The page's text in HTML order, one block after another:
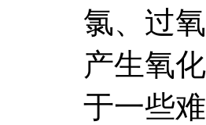
氯、过
产生氧
于一些